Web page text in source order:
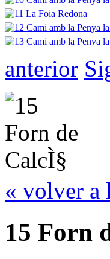
anterior
« volver
15 Forn